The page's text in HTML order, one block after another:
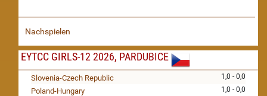
Nachspielen
EYTCC GIRLS-12 2026, PARDUBICE
1,0 - 0,0
Slovenia-Czech Republic
1,0 - 0,0
Poland-Hungary